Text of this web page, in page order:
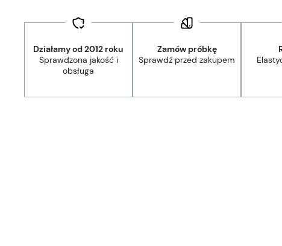
Działamy od 2012 roku
Sprawdzona jakość i
obsługa
Zamów próbkę
Sprawdź przed zakupem
Dostawa: Darmowa